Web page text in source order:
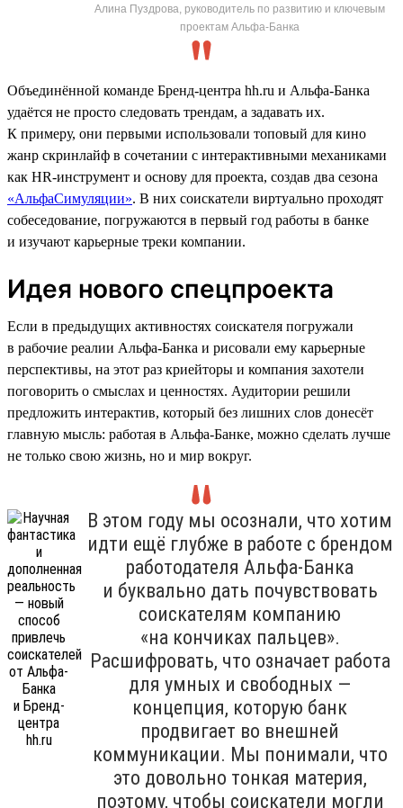
Алина Пуздрова, руководитель по развитию и ключевым
проектам Альфа-Банка
Объединённой команде Бренд-центра hh.ru и Альфа-Банка
удаётся не просто следовать трендам, а задавать их.
К примеру, они первыми использовали топовый для кино
жанр скринлайф в сочетании с интерактивными механиками
как HR-инструмент и основу для проекта, создав два сезона
«АльфаСимуляции». В них соискатели виртуально проходят
собеседование, погружаются в первый год работы в банке
и изучают карьерные треки компании.
Идея нового спецпроекта
Если в предыдущих активностях соискателя погружали
в рабочие реалии Альфа-Банка и рисовали ему карьерные
перспективы, на этот раз криейторы и компания захотели
поговорить о смыслах и ценностях. Аудитории решили
предложить интерактив, который без лишних слов донесёт
главную мысль: работая в Альфа-Банке, можно сделать лучше
не только свою жизнь, но и мир вокруг.
В этом году мы осознали, что хотим
идти ещё глубже в работе с брендом
работодателя Альфа-Банка
и буквально дать почувствовать
соискателям компанию
«на кончиках пальцев».
Расшифровать, что означает работа
для умных и свободных —
концепция, которую банк
продвигает во внешней
коммуникации. Мы понимали, что
это довольно тонкая материя,
поэтому, чтобы соискатели могли